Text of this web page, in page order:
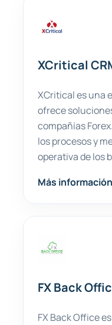
XCritical
XCritical es una
ofrece
compañías
los procesos y
operativa de los
Más información
FX Back
FX Back Office